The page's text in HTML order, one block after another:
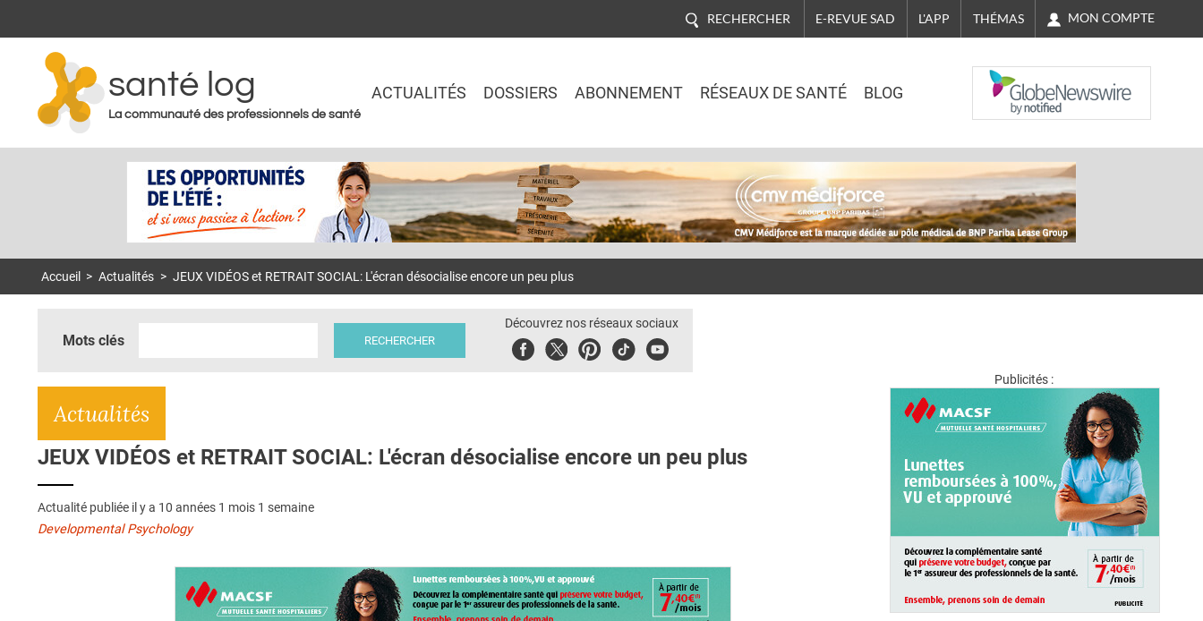
RECHERCHER E-REVUE SAD L'APP THÉMAS MON COMPTE
santé log
La communauté des professionnels de santé
ACTUALITÉS DOSSIERS ABONNEMENT RÉSEAUX DE SANTÉ BLOG
NASDAQ
Accueil > Actualités > JEUX VIDÉOS et RETRAIT SOCIAL: L'écran désocialise encore un peu plus
Mots clés
Découvrez nos réseaux sociaux
FacebookTwitterPinterest
TiktokYoubute
Actualités
JEUX VIDÉOS et RETRAIT SOCIAL: L'écran désocialise encore un peu plus
Actualité publiée il y a 10 années 1 mois 1 semaine
Developmental Psychology
Publicités :